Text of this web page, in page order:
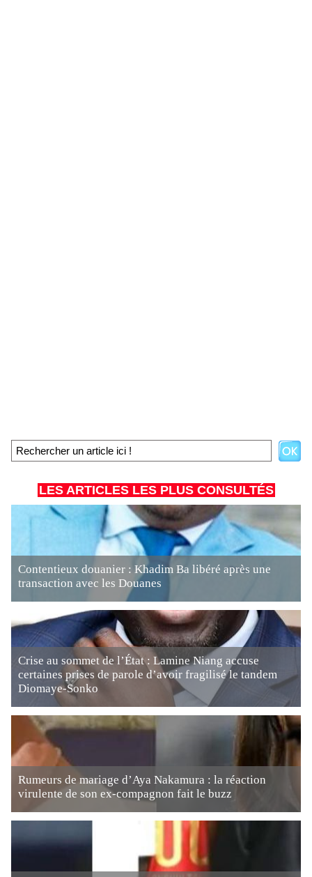
LES ARTICLES LES PLUS CONSULTÉS
Contentieux douanier : Khadim Ba libéré après une
transaction avec les Douanes
Crise au sommet de l’État : Lamine Niang accuse
certaines prises de parole d’avoir fragilisé le tandem
Diomaye-Sonko
Rumeurs de mariage d’Aya Nakamura : la réaction
virulente de son ex-compagnon fait le buzz